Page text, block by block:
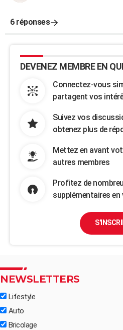
6 réponses
DEVENEZ MEMBRE EN
Connectez-vous
partagent vos
Suivez vos
obtenez plus de
Mettez en avant
autres membres
Profitez de
supplémentaires
NEWSLETTERS
Lifestyle
Auto
Bricolage